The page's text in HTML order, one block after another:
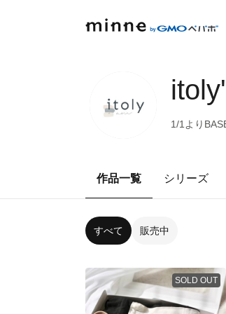
1/1より
作品一覧 シリーズ
すべて 販売中
SOLD OUT